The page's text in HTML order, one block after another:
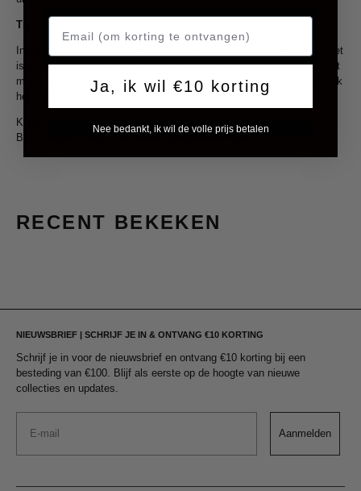
Tijdloze knitwear van Croyez
Investeer in tijdloze knitwear van Croyez en ontdek hoe eenvoudig het
is om er stijlvol uit te zien en je comfortabel te voelen. Combineer het
met andere items en accessoires uit onze collectie en maak elke look
helemaal van jou.
Klaar om je knitwear-game te upgraden?
Bekijk onze collectie en creëer jouw perfecte look.
RECENT BEKEKEN
NIEUWSBRIEF | SCHRIJF JE IN & ONTVANG €10 KORTING
Schrijf je in voor de nieuwsbrief en ontvang €10 korting bij een
besteding van €100. Blijf als eerste op de hoogte van nieuwe
collecties en updates.
Email
Aanmelden
Ja, ik wil €10 korting
Nee bedankt, ik wil de volle prijs betalen